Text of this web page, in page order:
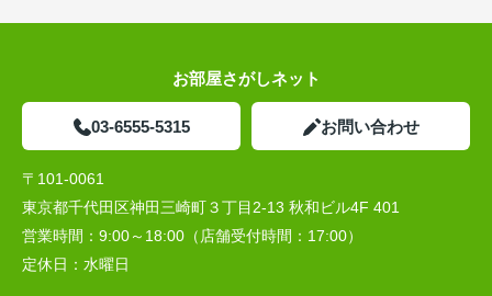
お部屋さがしネット
03-6555-5315 お問い合わせ
〒101-0061
東京都千代田区神田三崎町３丁目2-13 秋和ビル4F 401
営業時間： 9:00～18:00（店舗受付時間：17:00）
定休日： 水曜日